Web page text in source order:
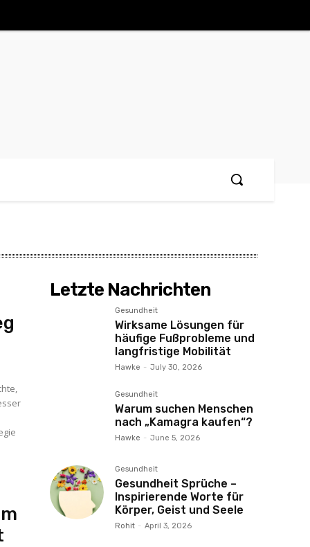
Letzte Nachrichten
Gesundheit
Wirksame Lösungen für
häufige Fußprobleme und
langfristige Mobilität
Hawke - July 30, 2026
Gesundheit
Warum suchen Menschen
nach „Kamagra kaufen“?
Hawke - June 5, 2026
Gesundheit
Gesundheit Sprüche –
Inspirierende Worte für
Körper, Geist und Seele
Rohit - April 3, 2026